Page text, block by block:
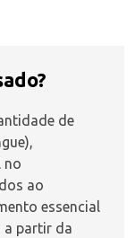
de
no
ao
essencial
a partir da